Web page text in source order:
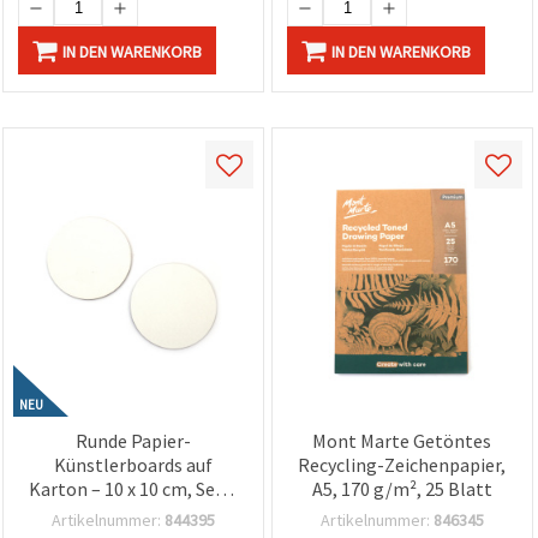
IN DEN WARENKORB IN DEN WARENKORB
NEU
Runde Papier-
Künstlerboards auf
Karton – 10 x 10 cm, Set à
4 – Glatte Oberfläche
Artikelnummer: 844395
Mont Marte Getöntes
Recycling-Zeichenpapier,
A5, 170 g/m², 25 Blatt
Artikelnummer: 846345